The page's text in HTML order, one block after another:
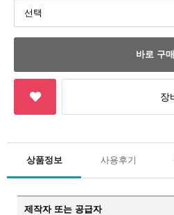
상품정보 사용후기
제작자 또는 공급자